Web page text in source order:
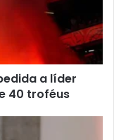
a líder
40 troféus